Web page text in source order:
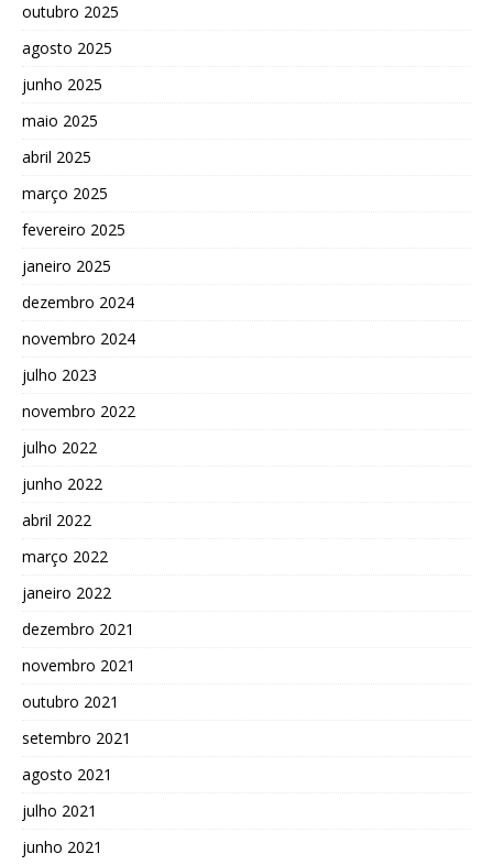
outubro 2025
agosto 2025
junho 2025
maio 2025
abril 2025
março 2025
fevereiro 2025
janeiro 2025
dezembro 2024
novembro 2024
julho 2023
novembro 2022
julho 2022
junho 2022
abril 2022
março 2022
janeiro 2022
dezembro 2021
novembro 2021
outubro 2021
setembro 2021
agosto 2021
julho 2021
junho 2021